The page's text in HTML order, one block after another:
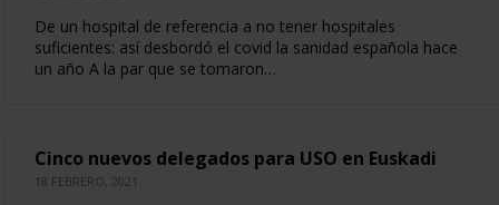
De un hospital de referencia a no tener hospitales
suficientes: así desbordó el covid la sanidad española hace
un año A la par que se tomaron…
Cinco nuevos delegados para USO en Euskadi
18 FEBRERO, 2021